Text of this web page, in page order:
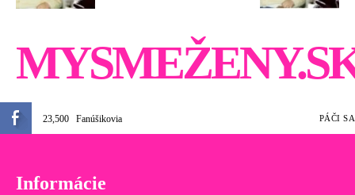
23,500 Fanúšikovia PÁČI SA
Informácie